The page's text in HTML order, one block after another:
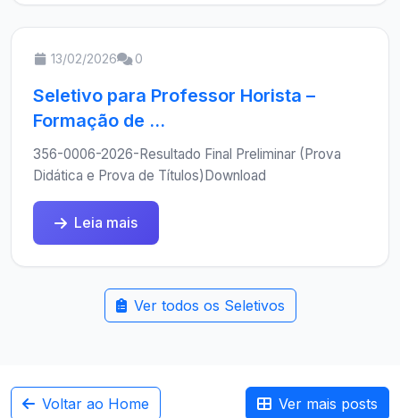
13/02/2026 0
Seletivo para Professor Horista –
Formação de ...
356-0006-2026-Resultado Final Preliminar (Prova
Didática e Prova de Títulos)Download
Leia mais
Ver todos os Seletivos
Voltar ao Home Ver mais posts